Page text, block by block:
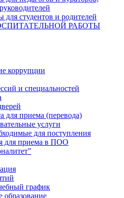
для студентов и родителей
РАБОТЫ
коррупции
и специальностей
для приема (перевода)
услуги
для поступления
для приема в ПОО
график
образование